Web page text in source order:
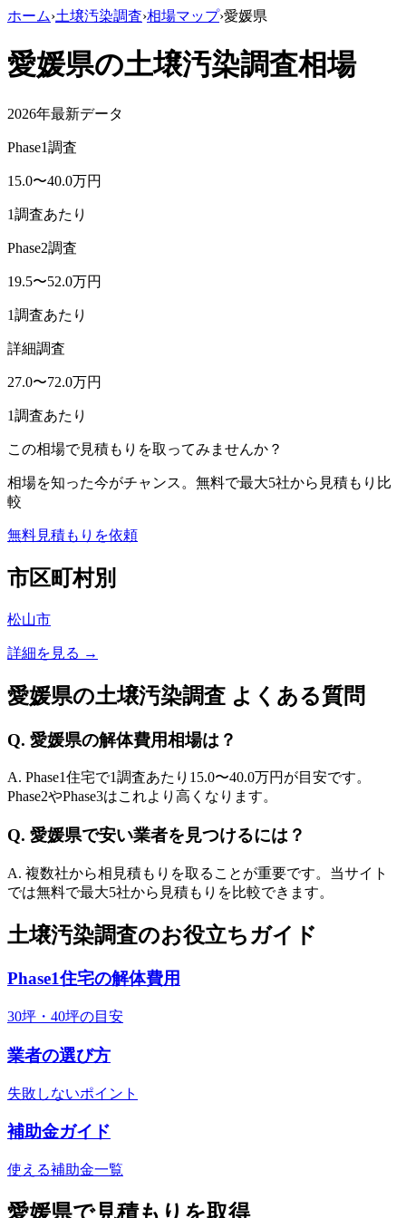
ホーム›土壌汚染調査›相場マップ›愛媛県
愛媛県の土壌汚染調査相場
2026年最新データ
Phase1調査
15.0〜40.0万円
1調査あたり
Phase2調査
19.5〜52.0万円
1調査あたり
詳細調査
27.0〜72.0万円
1調査あたり
この相場で見積もりを取ってみませんか？
相場を知った今がチャンス。無料で最大5社から見積もり比
較
無料見積もりを依頼
市区町村別
松山市
詳細を見る →
愛媛県の土壌汚染調査 よくある質問
Q. 愛媛県の解体費用相場は？
A. Phase1住宅で1調査あたり 15.0〜40.0万円が目安です。
Phase2やPhase3はこれより高くなります。
Q. 愛媛県で安い業者を見つけるには？
A. 複数社から相見積もりを取ることが重要です。当サイト
では無料で最大5社から見積もりを比較できます。
土壌汚染調査のお役立ちガイド
Phase1住宅の解体費用
30坪・40坪の目安
業者の選び方
失敗しないポイント
補助金ガイド
使える補助金一覧
愛媛県で見積もりを取得